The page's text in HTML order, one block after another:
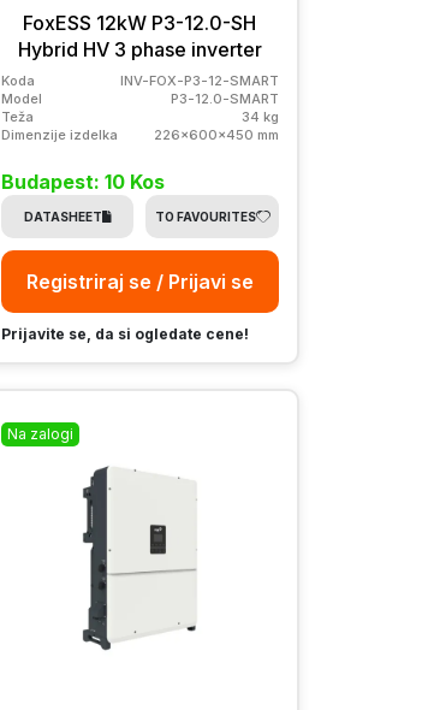
FoxESS 12kW P3-12.0-SH
Hybrid HV 3 phase inverter
Koda
INV-FOX-P3-12-SMART
Model
P3-12.0-SMART
Teža
34 kg
Dimenzije izdelka
226x600x450 mm
Budapest: 10 Kos
DATASHEET TO FAVOURITES
Registriraj se / Prijavi se
Prijavite se, da si ogledate cene!
Na zalogi